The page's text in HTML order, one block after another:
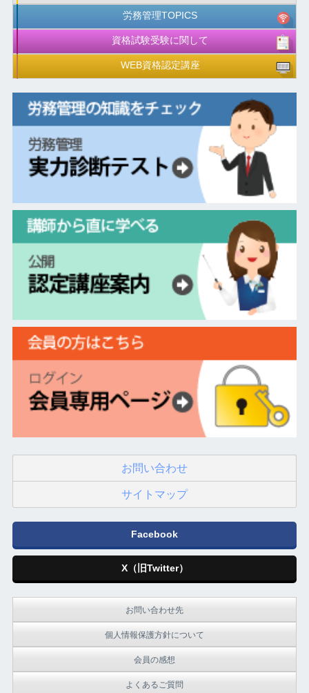
労務管理TOPICS
資格試験受験に関して
WEB資格認定講座
お問い合わせ
サイトマップ
Facebook
X（旧Twitter）
お問い合わせ先
個人情報保護方針について
会員の感想
よくあるご質問